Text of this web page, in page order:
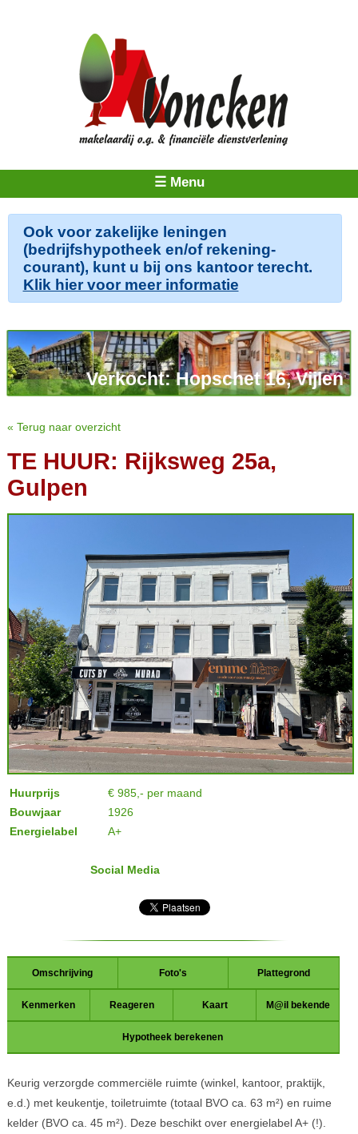
☰ Menu
Ook voor zakelijke leningen
(bedrijfshypotheek en/of rekening-
courant), kunt u bij ons kantoor terecht.
Klik hier voor meer informatie
Verkocht: Hopschet 16, Vijlen
« Terug naar overzicht
TE HUUR: Rijksweg 25a,
Gulpen
Huurprijs
€ 985,- per maand
Bouwjaar
1926
Energielabel
A+
Social Media
Omschrijving Foto's Plattegrond
Kenmerken Reageren Kaart M@il bekende
Hypotheek berekenen
Keurig verzorgde commerciële ruimte (winkel, kantoor, praktijk,
e.d.) met keukentje, toiletruimte (totaal BVO ca. 63 m²) en ruime
kelder (BVO ca. 45 m²). Deze beschikt over energielabel A+ (!).